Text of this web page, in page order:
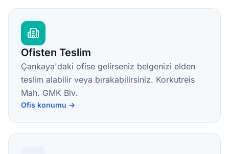
Ofisten Teslim
Çankaya'daki ofise gelirseniz belgenizi elden
teslim alabilir veya bırakabilirsiniz. Korkutreis
Mah. GMK Blv.
Ofis konumu →